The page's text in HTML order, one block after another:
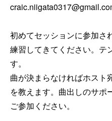
初めてセッションに参加さ
練習してきてください。テ
す。
曲が決まらなければホスト
を教えます。曲出しのサポ
ご参加ください。